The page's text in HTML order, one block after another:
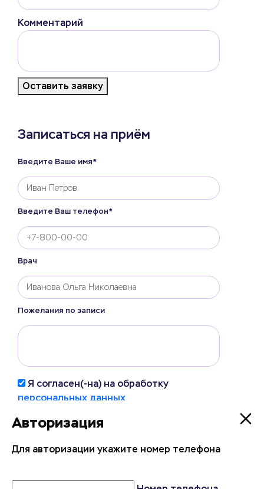
Комментарий
Оставить заявку
Записаться на приём
Введите Ваше имя*
Введите Ваш телефон*
Врач
Пожелания по записи
Я согласен(-на) на обработку
персональных данных
Записаться на прием
Авторизация
Для авторизации укажите номер телефона
Авторизация
Для авторизации укажите номер телефона